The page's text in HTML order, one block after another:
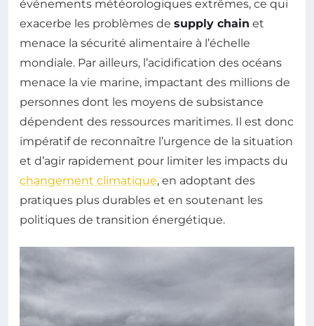
événements météorologiques extrêmes, ce qui
exacerbe les problèmes de supply chain et
menace la sécurité alimentaire à l’échelle
mondiale. Par ailleurs, l’acidification des océans
menace la vie marine, impactant des millions de
personnes dont les moyens de subsistance
dépendent des ressources maritimes. Il est donc
impératif de reconnaître l’urgence de la situation
et d’agir rapidement pour limiter les impacts du
changement climatique, en adoptant des
pratiques plus durables et en soutenant les
politiques de transition énergétique.